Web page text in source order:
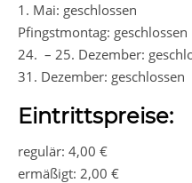
1. Mai: geschlossen
Pfingstmontag: geschlossen
24. – 25. Dezember:
31. Dezember: geschlossen
Eintrittspreise:
regulär: 4,00 €
ermäßigt: 2,00 €